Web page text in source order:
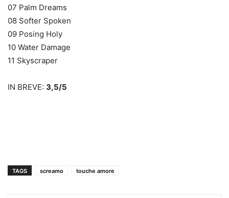
07 Palm Dreams
08 Softer Spoken
09 Posing Holy
10 Water Damage
11 Skyscraper
IN BREVE: 3,5/5
TAGS screamo touche amore